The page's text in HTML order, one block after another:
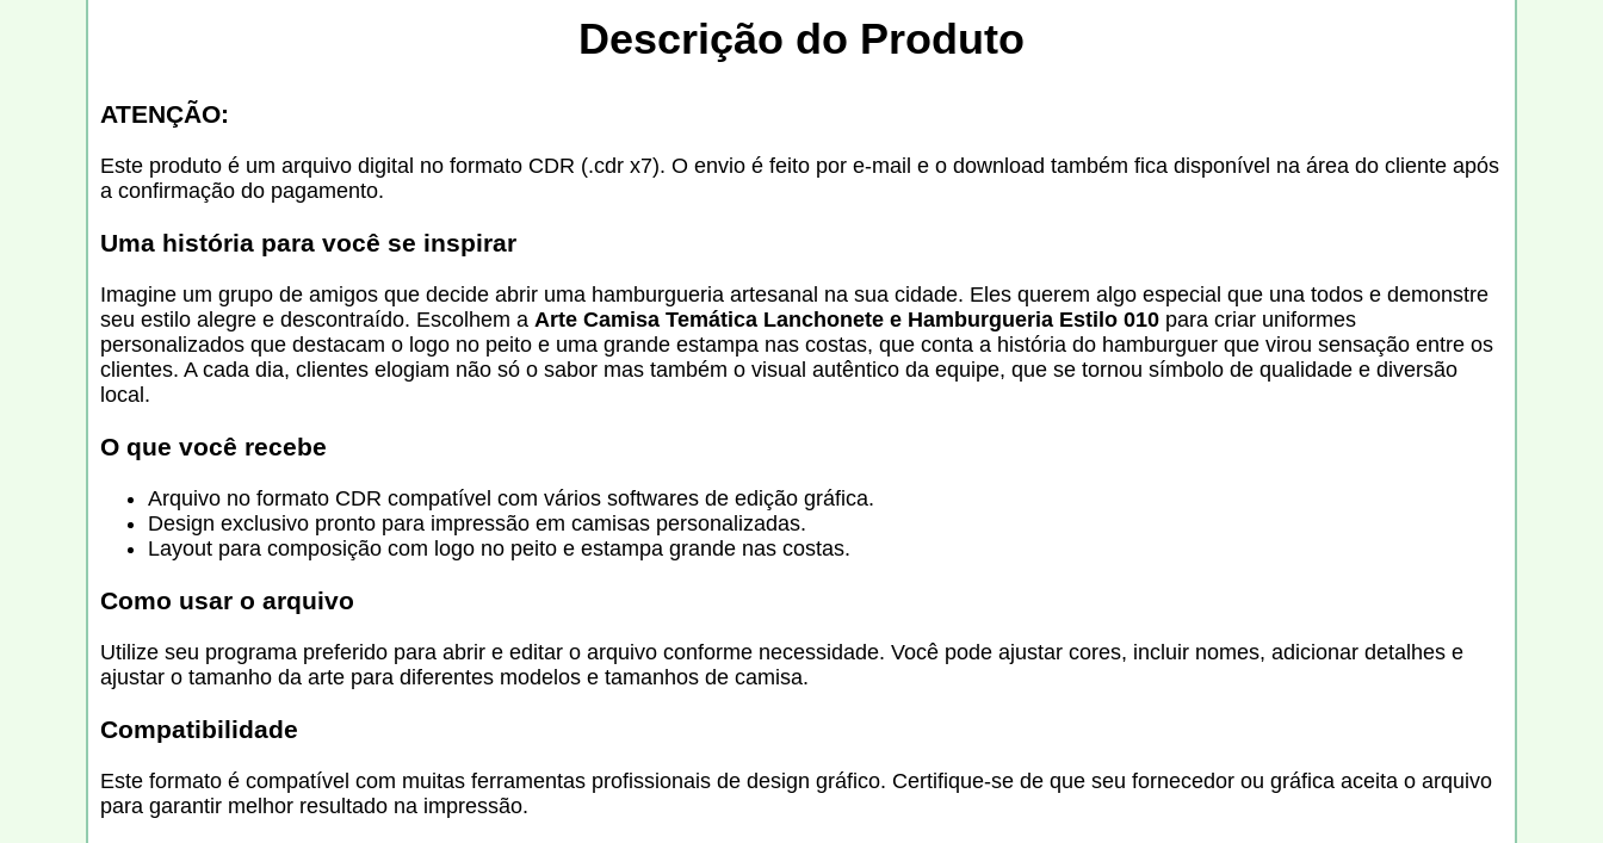
Descrição do Produto
ATENÇÃO:
Este produto é um arquivo digital no formato CDR (.cdr x7). O envio é feito por e-mail e o download também fica disponível na área do cliente após
a confirmação do pagamento.
Uma história para você se inspirar
Imagine um grupo de amigos que decide abrir uma hamburgueria artesanal na sua cidade. Eles querem algo especial que una todos e demonstre
seu estilo alegre e descontraído. Escolhem a Arte Camisa Temática Lanchonete e Hamburgueria Estilo 010 para criar uniformes
personalizados que destacam o logo no peito e uma grande estampa nas costas, que conta a história do hamburguer que virou sensação entre os
clientes. A cada dia, clientes elogiam não só o sabor mas também o visual autêntico da equipe, que se tornou símbolo de qualidade e diversão
local.
O que você recebe
Arquivo no formato CDR compatível com vários softwares de edição gráfica.
Design exclusivo pronto para impressão em camisas personalizadas.
Layout para composição com logo no peito e estampa grande nas costas.
Como usar o arquivo
Utilize seu programa preferido para abrir e editar o arquivo conforme necessidade. Você pode ajustar cores, incluir nomes, adicionar detalhes e
ajustar o tamanho da arte para diferentes modelos e tamanhos de camisa.
Compatibilidade
Este formato é compatível com muitas ferramentas profissionais de design gráfico. Certifique-se de que seu fornecedor ou gráfica aceita o arquivo
para garantir melhor resultado na impressão.